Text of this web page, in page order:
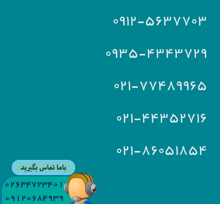
۰۹۱۲-۵۶۳۷۷۰۳
۰۹۳۵-۴۳۴۳۷۲۹
۰۲۱-۷۷۴۸۹۹۶۵
۰۲۱-۴۴۳۵۲۷۱۶
۰۲۱-۸۶۰۵۱۸۵۴